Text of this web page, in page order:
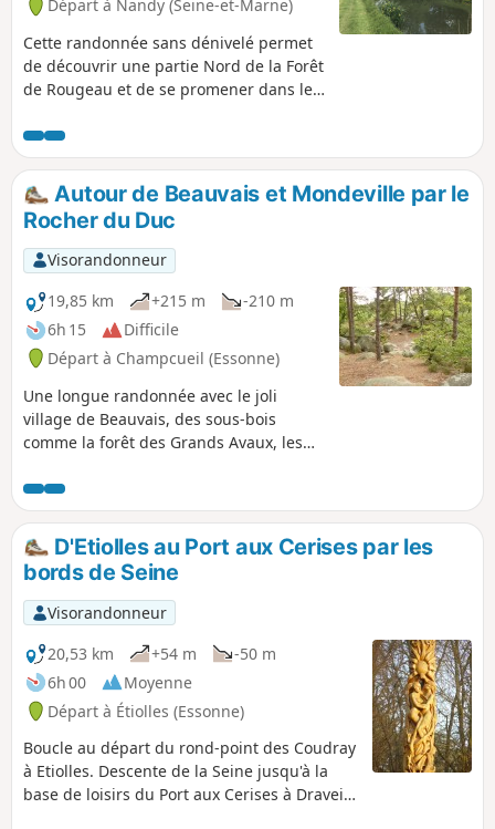
Départ à Nandy (Seine-et-Marne)
Cette randonnée sans dénivelé permet
de découvrir une partie Nord de la Forêt
de Rougeau et de se promener dans le
Château de la Grange-la-Prévôté qui a
appartenu au Maréchal Bernadotte.
Autour de Beauvais et Mondeville par le
Rocher du Duc
Visorandonneur
19,85 km
+215 m
-210 m
6h 15
Difficile
Départ à Champcueil (Essonne)
Une longue randonnée avec le joli
village de Beauvais, des sous-bois
comme la forêt des Grands Avaux, les
Dames avec leurs points de vue, qui
rappellent Fontainebleau, la Tour du
Buisson et les 100 marches de l'aqueduc
de la Vanne et du Loing à Champcueil.
Les (*) dans le descriptif renvoient à la
rubrique "Pendant la randonnée ou à
proximité"
D'Etiolles au Port aux Cerises par les
bords de Seine
Visorandonneur
20,53 km
+54 m
-50 m
6h 00
Moyenne
Départ à Étiolles (Essonne)
Boucle au départ du rond-point des Coudray
à Etiolles. Descente de la Seine jusqu'à la
base de loisirs du Port aux Cerises à Draveil,